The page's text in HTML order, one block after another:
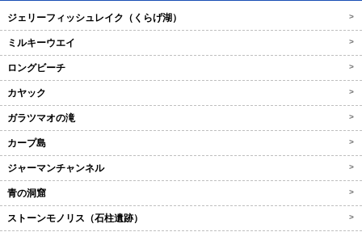
ジェリーフィッシュレイク（くらげ湖） >
ミルキーウエイ >
ロングビーチ >
カヤック >
ガラツマオの滝 >
カープ島 >
ジャーマンチャンネル >
青の洞窟 >
ストーンモノリス（石柱遺跡） >